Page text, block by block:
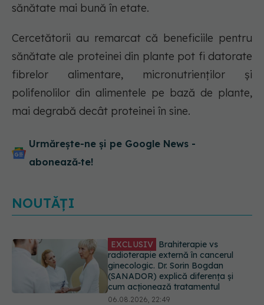
sănătate mai bună în etate.
Cercetătorii au remarcat că beneficiile pentru
sănătate ale proteinei din plante pot fi datorate
fibrelor alimentare, micronutrienților și
polifenolilor din alimentele pe bază de plante,
mai degrabă decât proteinei în sine.
Urmărește-ne și pe Google News -
abonează‑te!
NOUTĂȚI
EXCLUSIV De ce unele paciente
cu cancer de col uterin nu mai ajung
la operație. Dr. Sorin Bogdan
(SANADOR): Intervenția
chirurgicală, doar în situații
particulare